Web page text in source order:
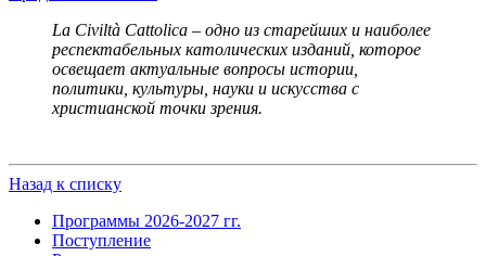
La Civiltà Cattolica – одно из старейших и наиболее
респектабельных католических изданий, которое
освещает актуальные вопросы истории,
политики, культуры, науки и искусства с
христианской точки зрения.
Назад к списку
Программы 2026-2027 гг.
Поступление